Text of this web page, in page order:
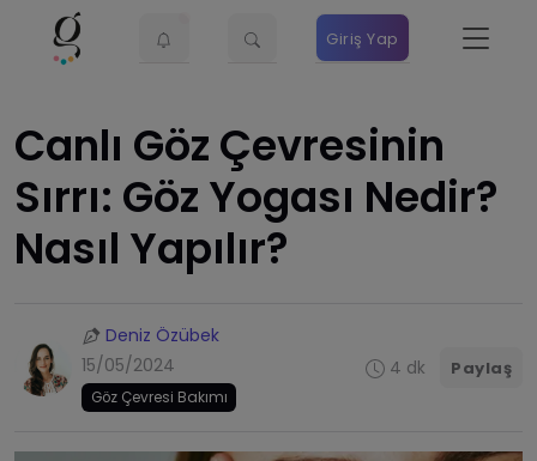
Giriş Yap
Canlı Göz Çevresinin
Sırrı: Göz Yogası Nedir?
Nasıl Yapılır?
Deniz Özübek
15/05/2024
Göz Çevresi Bakımı
4 dk Paylaş